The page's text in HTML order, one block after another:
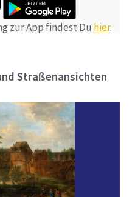
zur App findest Du hier.
Straßenansichten